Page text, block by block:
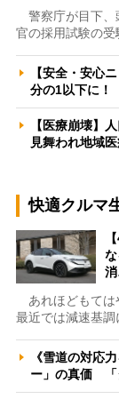
警察庁が目下、
官の採用試験の
【安全・安心
分の1以下に
【医療崩壊】
見舞われ地域
快適クルマ
あれほどもては
最近では減速基
《雪道の対応
ー」の真価 「